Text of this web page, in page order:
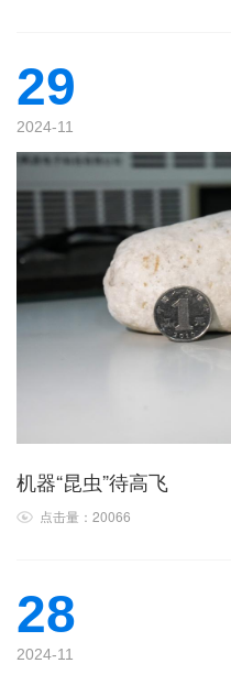
29
2024-11
机器“昆虫”待高飞
点击量：20066
28
2024-11